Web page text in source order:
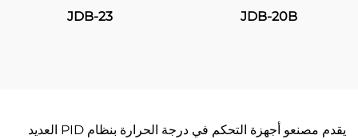
JDB-20B
JDB-23
يقدم مصنعو أجهزة التحكم في درجة الحرارة بنظام PID العديد